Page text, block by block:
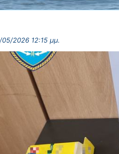
05/2026 12:15 μμ.